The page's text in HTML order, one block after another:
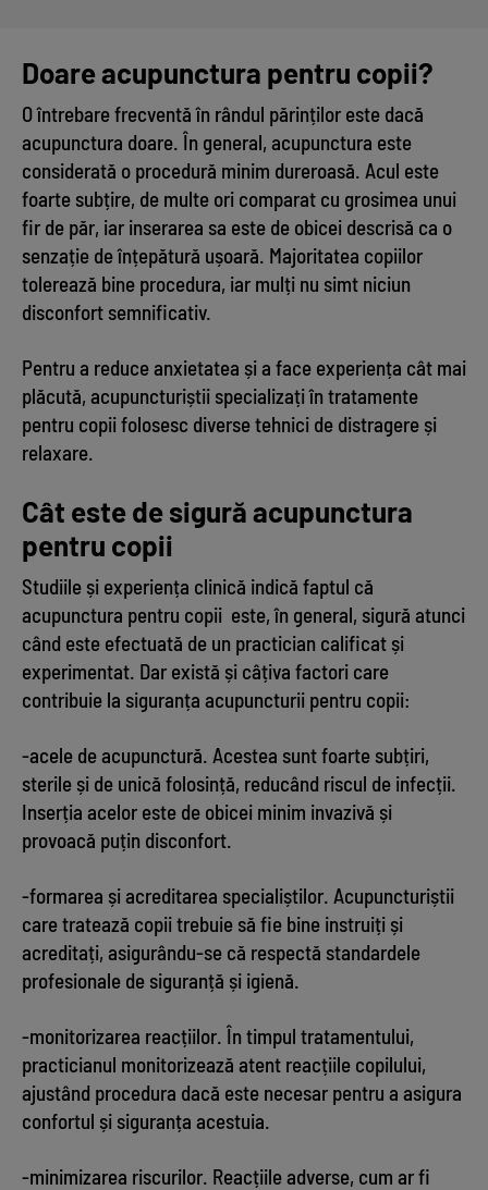
Doare acupunctura pentru copii?
O întrebare frecventă în rândul părinților este dacă
acupunctura doare. În general, acupunctura este
considerată o procedură minim dureroasă. Acul este
foarte subțire, de multe ori comparat cu grosimea unui
fir de păr, iar inserarea sa este de obicei descrisă ca o
senzație de înțepătură ușoară. Majoritatea copiilor
tolerează bine procedura, iar mulți nu simt niciun
disconfort semnificativ.
Pentru a reduce anxietatea și a face experiența cât mai
plăcută, acupuncturiștii specializați în tratamente
pentru copii folosesc diverse tehnici de distragere și
relaxare.
Cât este de sigură acupunctura
pentru copii
Studiile și experiența clinică indică faptul că
acupunctura pentru copii este, în general, sigură atunci
când este efectuată de un practician calificat și
experimentat. Dar există și câțiva factori care
contribuie la siguranța acupuncturii pentru copii:
-acele de acupunctură. Acestea sunt foarte subțiri,
sterile și de unică folosință, reducând riscul de infecții.
Inserția acelor este de obicei minim invazivă și
provoacă puțin disconfort.
-formarea și acreditarea specialiștilor. Acupuncturiștii
care tratează copii trebuie să fie bine instruiți și
acreditați, asigurându-se că respectă standardele
profesionale de siguranță și igienă.
-monitorizarea reacțiilor. În timpul tratamentului,
practicianul monitorizează atent reacțiile copilului,
ajustând procedura dacă este necesar pentru a asigura
confortul și siguranța acestuia.
-minimizarea riscurilor. Reacțiile adverse, cum ar fi